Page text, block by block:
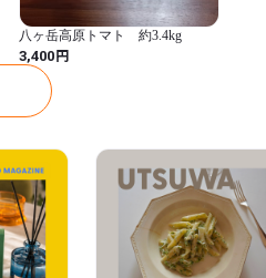
八ヶ岳高原トマト 約3.4kg
3,400円